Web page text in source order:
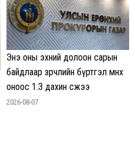
Энэ оны эхний долоон сарын
байдлаар зөрчлийн бүртгэл өмнөх
оноос 1.3 дахин өсжээ
2026-08-07